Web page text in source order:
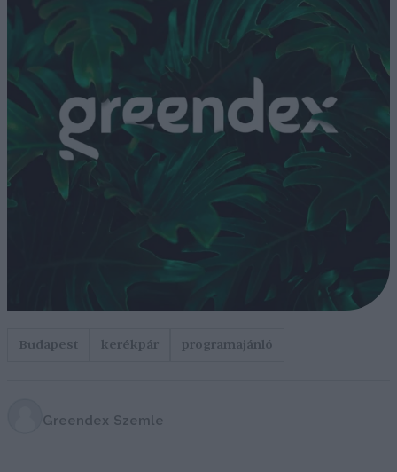
Budapest kerékpár programajánló
Greendex Szemle